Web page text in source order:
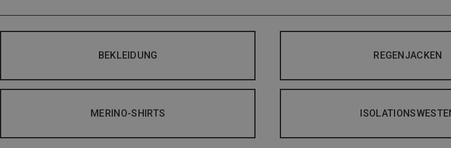
BEKLEIDUNG REGENJACKEN
MERINO-SHIRTS